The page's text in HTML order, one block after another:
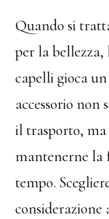
Quando si
per la
capelli gioca
accessorio non
il trasporto, ma
mantenerne la
tempo.